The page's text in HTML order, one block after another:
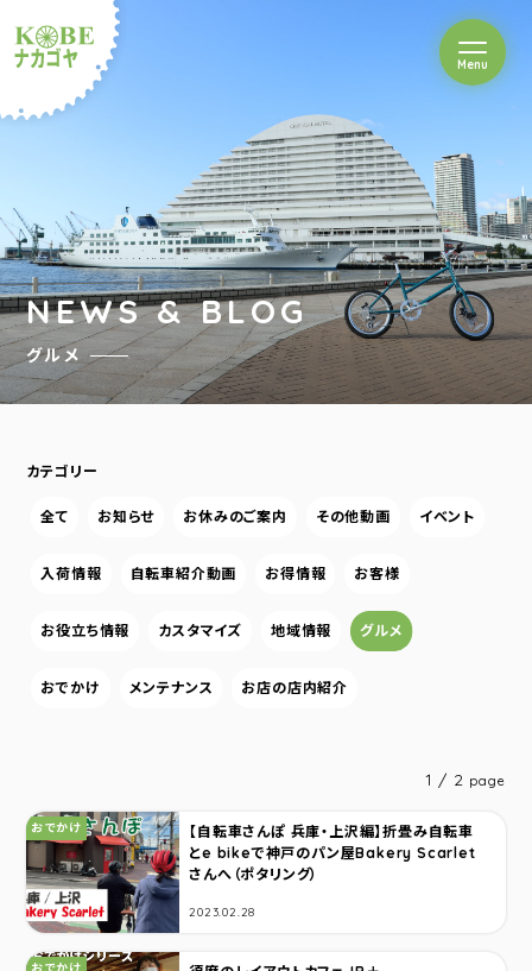
ルショップナカゴヤ
Menuを開閉
NEWS & BLOG
グルメ
カテゴリー
全て お知らせ お休みのご案内 その他動画 イベント
入荷情報 自転車紹介動画 お得情報 お客様
お役立ち情報 カスタマイズ 地域情報 グルメ
おでかけ メンテナンス お店の店内紹介
1 / 2 page
【自転車さんぽ 兵庫・上沢編】折畳み自転車
とe bikeで神戸のパン屋Bakery Scarlet
さんへ（ポタリング）
カテゴリ：
おでかけ
2023.02.28
カテゴリ：